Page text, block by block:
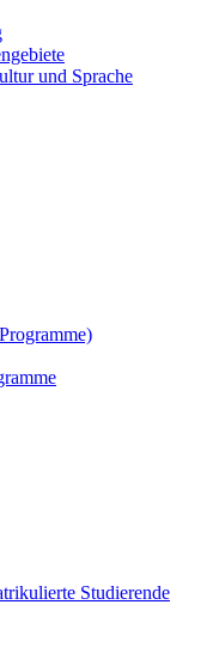
und Sprache
Studierende